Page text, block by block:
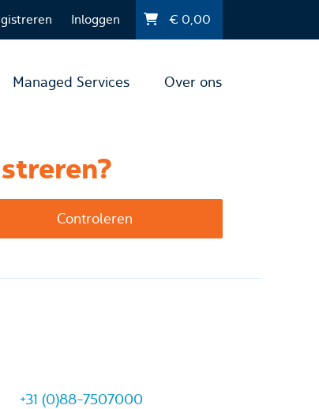
Inloggen €0,00
Managed Services Over ons
+31 (0)88-7507000